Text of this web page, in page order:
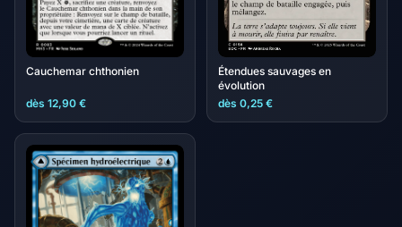
Cauchemar chthonien
dès 12,90 €
Étendues sauvages en
évolution
dès 0,25 €